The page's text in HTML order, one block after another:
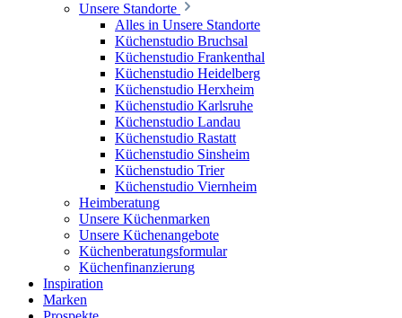
Unsere Standorte
Alles in Unsere Standorte
Küchenstudio Bruchsal
Küchenstudio Frankenthal
Küchenstudio Heidelberg
Küchenstudio Herxheim
Küchenstudio Karlsruhe
Küchenstudio Landau
Küchenstudio Rastatt
Küchenstudio Sinsheim
Küchenstudio Trier
Küchenstudio Viernheim
Heimberatung
Unsere Küchenmarken
Unsere Küchenangebote
Küchenberatungsformular
Küchenfinanzierung
Inspiration
Marken